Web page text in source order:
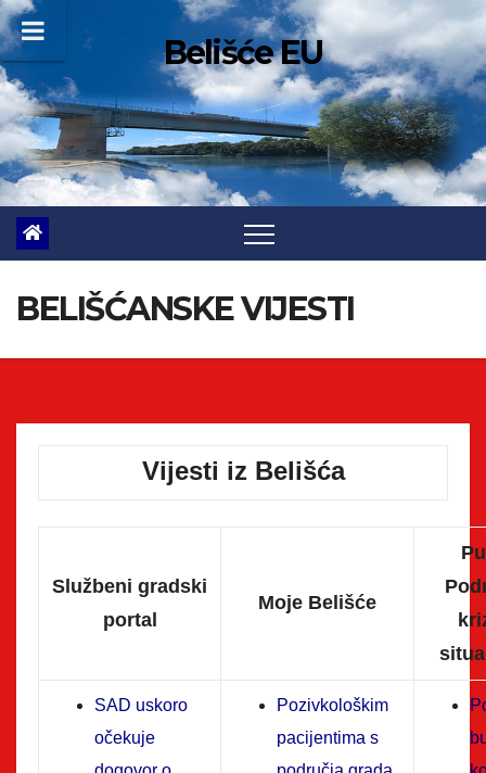
Skip
to
content
Belišće EU
BELIŠĆANSKE VIJESTI
Vijesti iz Belišća
Službeni gradski
portal
Moje Belišće
SAD uskoro
očekuje
Pozivkološkim
pacijentima s